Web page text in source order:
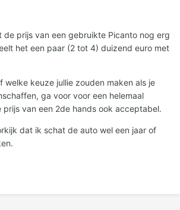
de prijs van een gebruikte Picanto nog erg
het een paar (2 tot 4) duizend euro met
welke keuze jullie zouden maken als je
ga voor voor een helemaal
prijs van een 2de hands ook acceptabel.
dat ik schat de auto wel een jaar of